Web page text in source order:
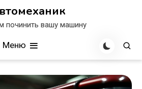
починить вашу машину
Меню